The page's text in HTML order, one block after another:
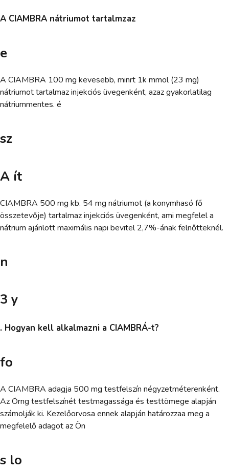
A CIAMBRA nátriumot tartalmzaz
e
A CIAMBRA 100 mg kevesebb, minrt 1k mmol (23 mg)
nátriumot tartalmaz injekciós üvegenként, azaz gyakorlatilag
nátriummentes. é
sz
A ít
CIAMBRA 500 mg kb. 54 mg nátriumot (a konymhasó fő
összetevője) tartalmaz injekciós üvegenként, ami megfelel a
nátrium ajánlott maximális napi bevitel 2,7%-ának felnőtteknél.
n
3 y
. Hogyan kell alkalmazni a CIAMBRÁ-t?
fo
A CIAMBRA adagja 500 mg testfelszín négyzetméterenként.
Az Örng testfelszínét testmagassága és testtömege alapján
számolják ki. Kezelőorvosa ennek alapján határozzaa meg a
megfelelő adagot az Ön
s lo